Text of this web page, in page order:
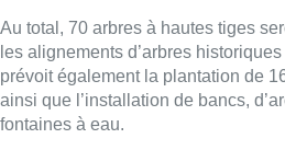
dénonçaient depuis des mois les
sur la vie du quartier.